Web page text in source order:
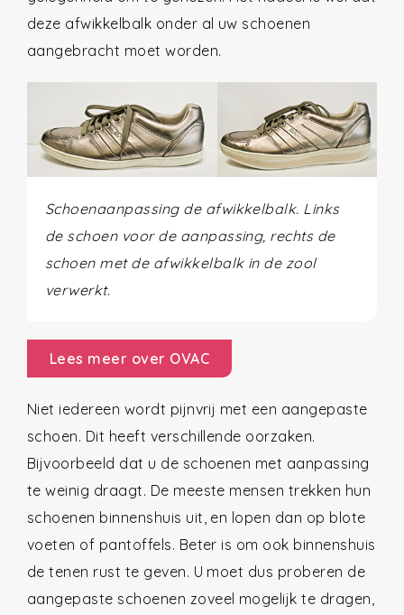
deze afwikkelbalk onder al uw schoenen
aangebracht moet worden.
Schoenaanpassing de afwikkelbalk. Links
de schoen voor de aanpassing, rechts de
schoen met de afwikkelbalk in de zool
verwerkt.
Lees meer over OVAC
Niet iedereen wordt pijnvrij met een aangepaste
schoen. Dit heeft verschillende oorzaken.
Bijvoorbeeld dat u de schoenen met aanpassing
te weinig draagt. De meeste mensen trekken hun
schoenen binnenshuis uit, en lopen dan op blote
voeten of pantoffels. Beter is om ook binnenshuis
de tenen rust te geven. U moet dus proberen de
aangepaste schoenen zoveel mogelijk te dragen,